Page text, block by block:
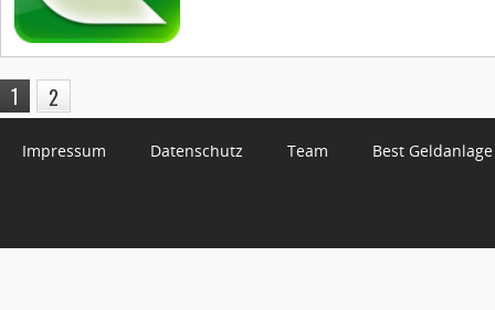
1 2
Impressum Datenschutz Team Best Geldanlage